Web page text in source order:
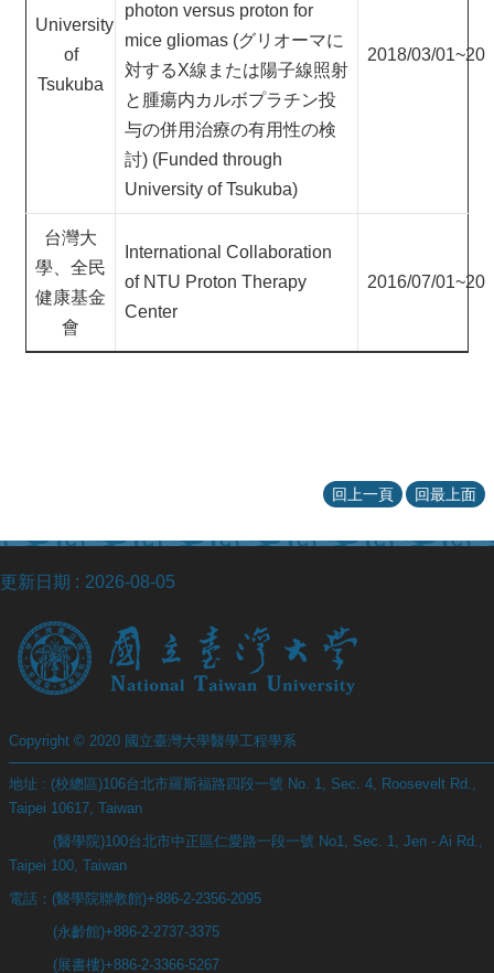
University
of
Tsukuba
photon versus proton for
mice gliomas (グリオーマに
対するX線または陽子線照射
と腫瘍内カルボプラチン投
与の併用治療の有用性の検
討) (Funded through
University of Tsukuba)
2018/03/
台灣大
學、全民
健康基金
會
International Collaboration
of NTU Proton Therapy
Center
2016/07/
回上一頁 回最上面
更新日期 2026-08-05
Copyright © 2020 國立臺灣大學醫學工程學系
地址 : (校總區)106台北市羅斯福路四段一號 No. 1, Sec. 4, Roosevelt Rd.,
Taipei 10617, Taiwan
(醫學院)100台北市中正區仁愛路一段一號 No1, Sec. 1, Jen - Ai Rd.,
Taipei 100, Taiwan
電話：(醫學院聯教館)+886-2-2356-2095
(永齡館)+886-2-2737-3375
(展書樓)+886-2-3366-5267